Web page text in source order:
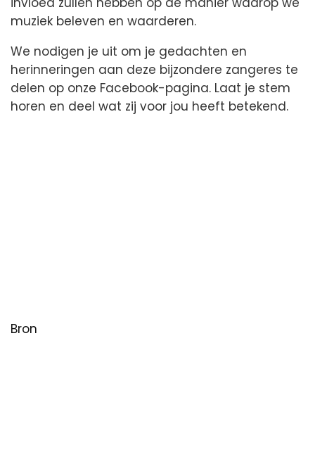
muziek beleven en waarderen.
We nodigen je uit om je gedachten en
herinneringen aan deze bijzondere zangeres te
delen op onze Facebook-pagina. Laat je stem
horen en deel wat zij voor jou heeft betekend.
Bron